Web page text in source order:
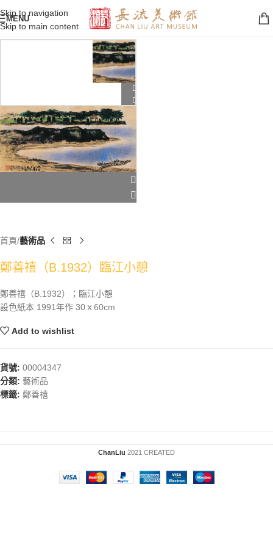
Skip to navigation
Skip to main content
MENU
首頁 藝術品
鄭善禧（B.1932）臨江小憩
鄭善禧（B.1932）；臨江小憩
設色紙本 1991年作 30ｘ60cm
Add to wishlist
貨號: 00004347
分類: 藝術品
標籤: 鄭善禧
ChanLiu 2021 CREATED